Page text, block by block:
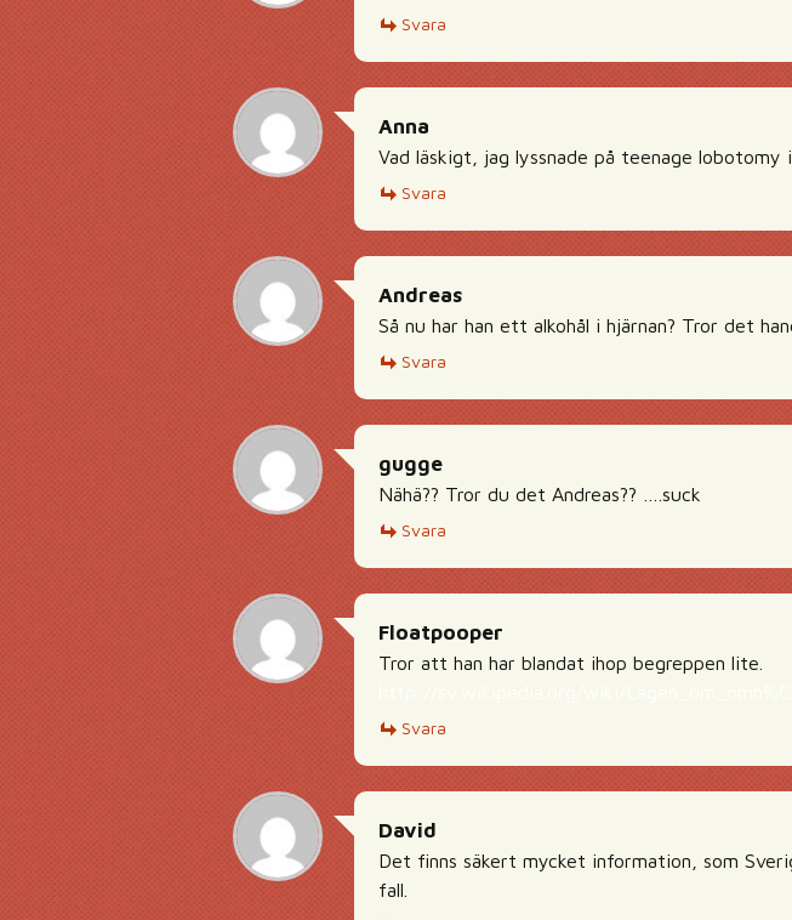
Svara
Anna
Vad läskigt, jag lyssnade på teenage lobotomy
Svara
Andreas
Så nu har han ett alkohål i hjärnan? Tror det
Svara
gugge
Nähä?? Tror du det Andreas?? ….suck
Svara
Floatpooper
Tror att han har blandat ihop begreppen lite.
Svara
David
Det finns säkert mycket information, som
fall.